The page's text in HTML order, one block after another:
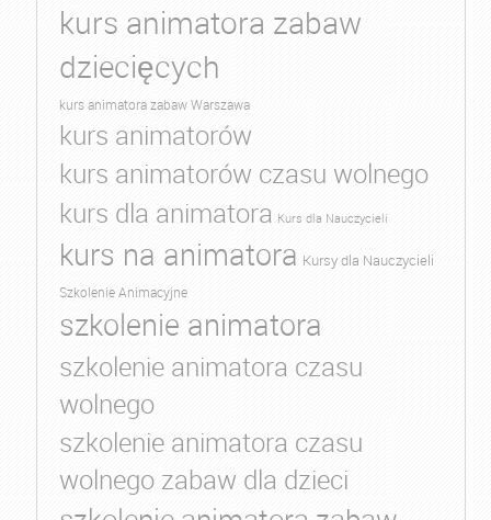
kurs animatora zabaw
dziecięcych
kurs animatora zabaw Warszawa
kurs animatorów
kurs animatorów czasu wolnego
kurs dla animatora Kurs dla Nauczycieli
kurs na animatora Kursy dla Nauczycieli
Szkolenie Animacyjne
szkolenie animatora
szkolenie animatora czasu
wolnego
szkolenie animatora czasu
wolnego zabaw dla dzieci